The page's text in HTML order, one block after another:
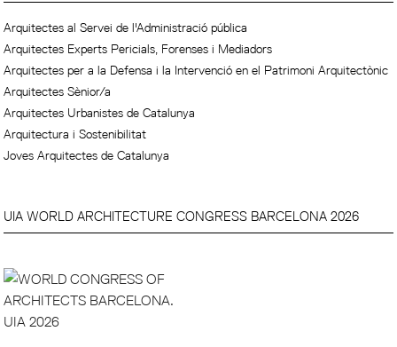
Arquitectes al Servei de l'Administració pública
Arquitectes Experts Pericials, Forenses i Mediadors
Arquitectes per a la Defensa i la Intervenció en el Patrimoni Arquitectònic
Arquitectes Sènior/a
Arquitectes Urbanistes de Catalunya
Arquitectura i Sostenibilitat
Joves Arquitectes de Catalunya
UIA WORLD ARCHITECTURE CONGRESS BARCELONA 2026